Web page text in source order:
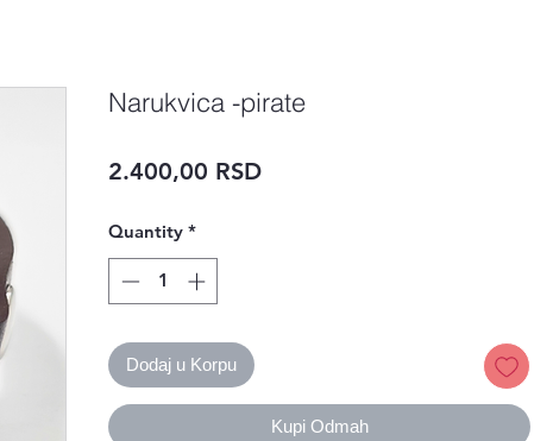
Narukvica -pirate
2.400,00 RSDPrice
Quantity *
Dodaj u Korpu
Kupi Odmah